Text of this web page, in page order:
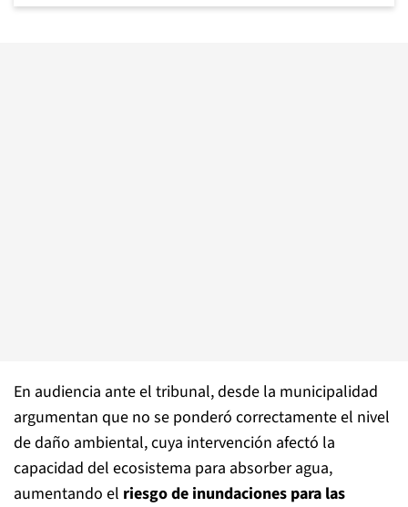
En audiencia ante el tribunal, desde la municipalidad
argumentan que no se ponderó correctamente el nivel
de daño ambiental, cuya intervención afectó la
capacidad del ecosistema para absorber agua,
aumentando el riesgo de inundaciones para las